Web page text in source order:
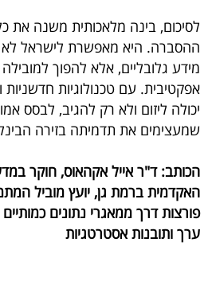
לסיכום, בינה מלאכותית משנה את
ההסברה. היא מאפשרת לישראל
מידע גלובליים, אלא להפוך
אפקטיבית. עם טכנולוגיות
יכולה ליזום ולא רק להגיב, לבסס
שמעצימים את תדמיתה בזירה
הכותב: ד"ר אייל אקהאוס, חוקר
האקדמית ברמת גן, יועץ מוביל
פורצות דרך ממאגרי נתונים כמותיים
ערך ותובנות אסטרטגיות